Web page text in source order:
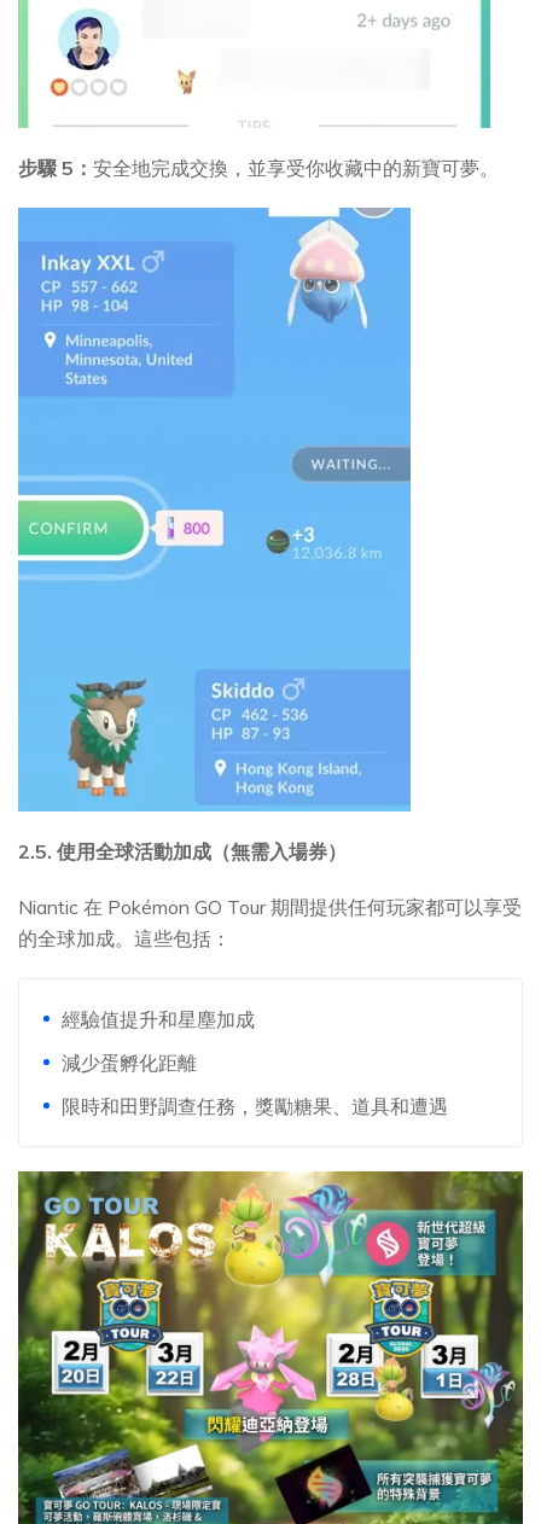
步驟 5： 安全地完成交換，並享受你收藏中的新寶可夢。
2.5. 使用全球活動加成（無需入場券）
Niantic 在 Pokémon GO Tour 期間提供任何玩家都可以享受
的全球加成。這些包括：
經驗值提升和星塵加成
減少蛋孵化距離
限時和田野調查任務，獎勵糖果、道具和遭遇